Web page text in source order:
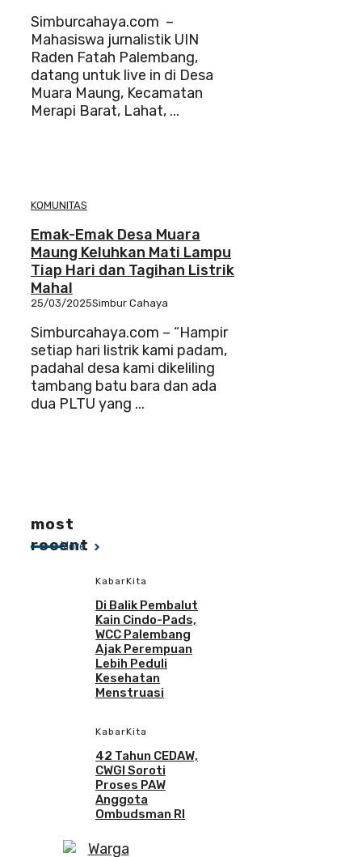
Simburcahaya.com –
Mahasiswa jurnalistik UIN
Raden Fatah Palembang,
datang untuk live in di Desa
Muara Maung, Kecamatan
Merapi Barat, Lahat, ...
KOMUNITAS
Emak-Emak Desa Muara
Maung Keluhkan Mati Lampu
Tiap Hari dan Tagihan Listrik
Mahal
25/03/2025Simbur Cahaya
Simburcahaya.com – “Hampir
setiap hari listrik kami padam,
padahal desa kami dikeliling
tambang batu bara dan ada
dua PLTU yang ...
most
recent
More
KabarKita
Di Balik Pembalut
Kain Cindo-Pads,
WCC Palembang
Ajak Perempuan
Lebih Peduli
Kesehatan
Menstruasi
KabarKita
42 Tahun CEDAW,
CWGI Soroti
Proses PAW
Anggota
Ombudsman RI